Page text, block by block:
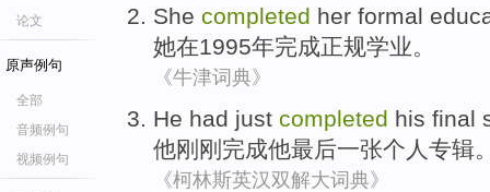
论文
原声例句
全部
音频例句
视频例句
She completed her formal
她在1995年完成正规学业。
《牛津词典》
He had just completed his final
他刚刚 完成他最后一张个人 专辑
《柯林斯英汉双解大词典》